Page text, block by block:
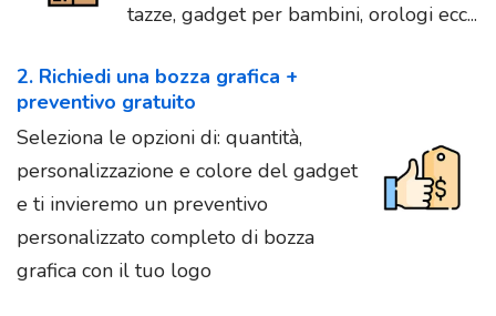
tazze, gadget per bambini, orologi ecc...
2. Richiedi una bozza grafica +
preventivo gratuito
Seleziona le opzioni di: quantità,
personalizzazione e colore del gadget
e ti invieremo un preventivo
personalizzato completo di bozza
grafica con il tuo logo